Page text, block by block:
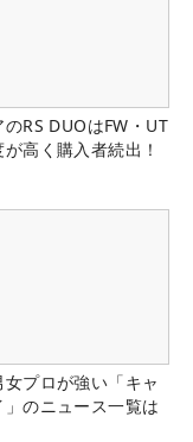
のRS DUOはFW・UT
高く購入者続出！
プロが強い「キャ
」のニュース一覧は